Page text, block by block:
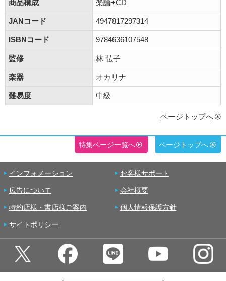
商品構成 楽譜+CD
JANコード 4947817297314
ISBNコード 9784636107548
監修 林 弘子
楽器 オカリナ
難易度 中級
ページトップへ
特集ページ一覧へ ページトップへ
インフォメーション お客様サポート
広告について 会社概要
特約店様・書店様ご案内 個人情報保護方針
サイトポリシー